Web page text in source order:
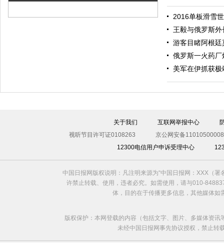
2016单板滑雪
王毅与俄罗斯
游客目睹阿根
俄罗斯一火药
美军在伊抓获极
关于我们 互联网举报中心
视听节目许可证0108263
京公网安备
12300电信用户申诉受理中心
中国日报网版权说明：凡注明来源为“中国日报网：XXX（
许禁止转载、使用，违者必究。如需使用，请与010-
体，目的在于传播更多信息，其他媒体
版权保护：本网登载的内容（包括文字、图片、多媒体资
未经中国日报网事先协议授权，禁止转